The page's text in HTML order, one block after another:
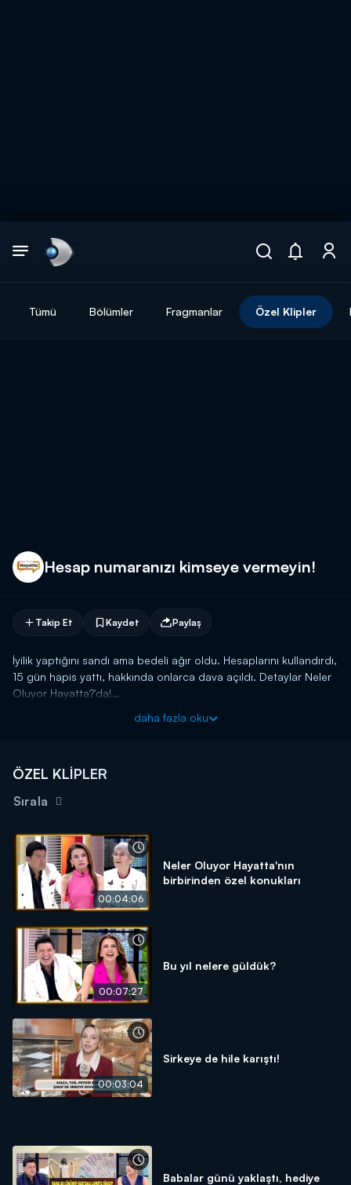
Tümü Bölümler Fragmanlar Özel Klipler
Hesap numaranızı kimseye vermeyin!
Takip Et Kaydet Paylaş
İyilik yaptığını sandı ama bedeli ağır oldu. Hesaplarını kullandırdı,
15 gün hapis yattı, hakkında onlarca dava açıldı. Detaylar Neler
Oluyor Hayatta?'da!
Neler Oluyor Hayatta? hafta içi her gün canlı yayınla 09.00'da
daha fazla oku
ÖZEL KLİPLER
Sırala
00:04:06
Neler Oluyor Hayatta'nın
birbirinden özel konukları
00:07:27
Bu yıl nelere güldük?
00:03:04
Sirkeye de hile karıştı!
Babalar günü yaklaştı, hediye